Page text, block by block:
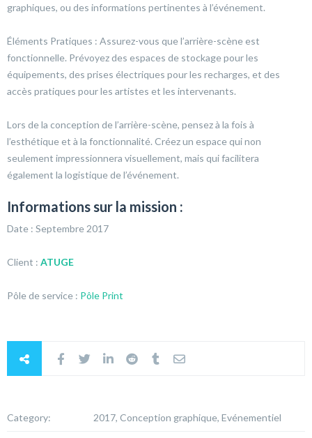
graphiques, ou des informations pertinentes à l’événement.
Éléments Pratiques : Assurez-vous que l’arrière-scène est
fonctionnelle. Prévoyez des espaces de stockage pour les
équipements, des prises électriques pour les recharges, et des
accès pratiques pour les artistes et les intervenants.
Lors de la conception de l’arrière-scène, pensez à la fois à
l’esthétique et à la fonctionnalité. Créez un espace qui non
seulement impressionnera visuellement, mais qui facilitera
également la logistique de l’événement.
Informations sur la mission :
Date : Septembre 2017
Client : ATUGE
Pôle de service : Pôle Print
Category: 2017, Conception graphique, Evénementiel